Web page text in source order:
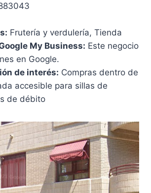
Frutería y verdulería, Tienda
My Business: Este negocio
en Google.
de interés: Compras dentro de
accesible para sillas de
de débito